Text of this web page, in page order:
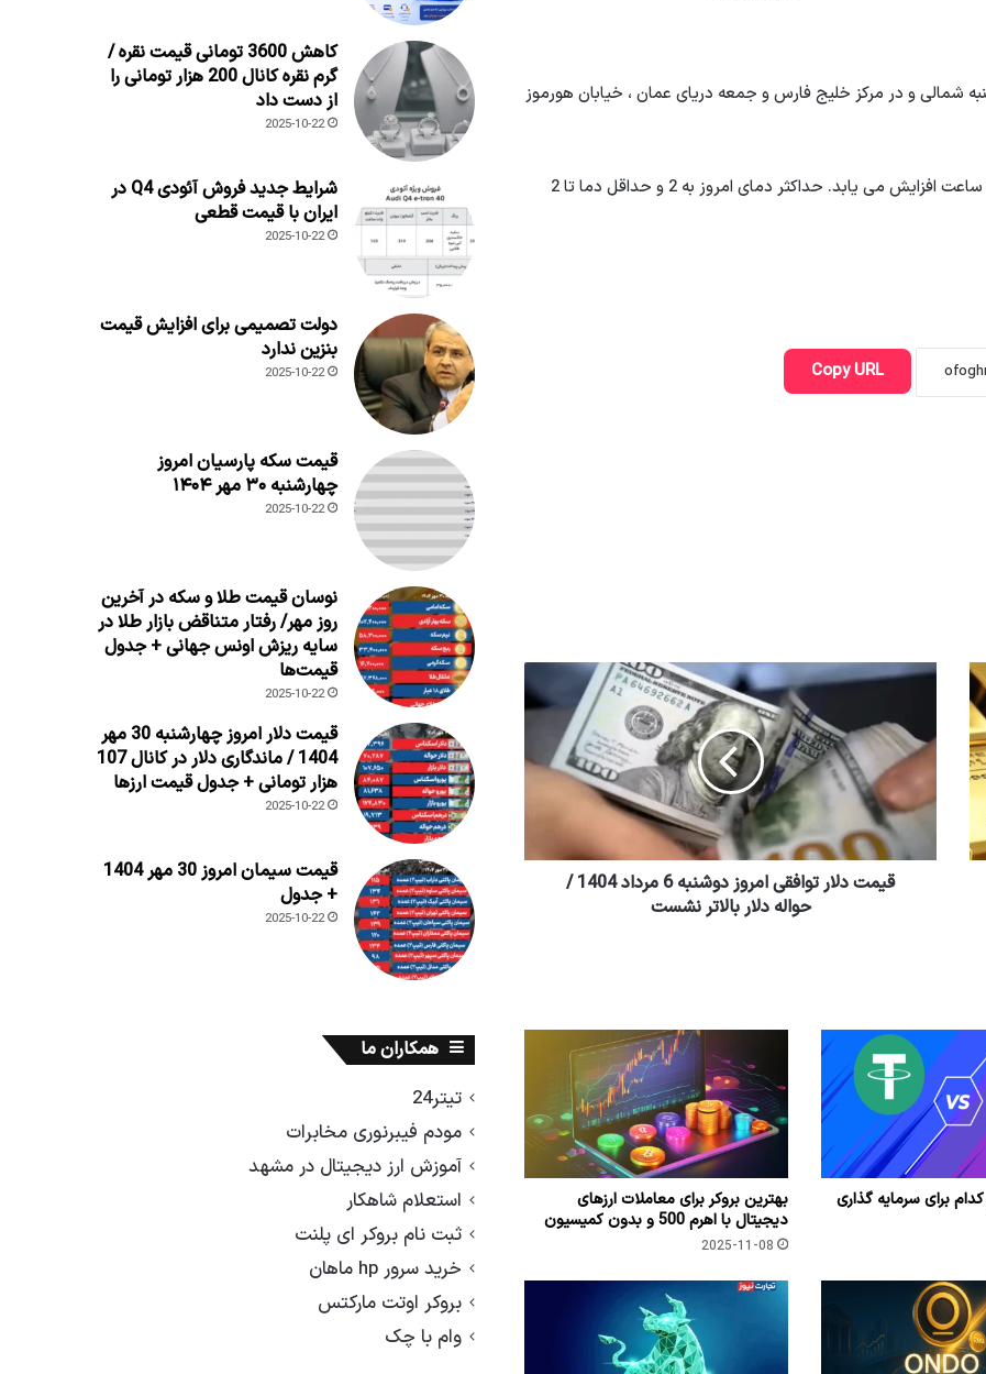
شمالی و در مرکز خلیج فارس و جمعه دریای عمان ، خیابان هورموز
امروز آسمان تهران برای برخی از ابر روشن است و باد در چند ساعت افزایش می یابد. حداکثر دمای امروز به 2 و حداقل دما تا 2
Copy URL
قیمت دلار توافقی امروز دوشنبه 6 مرداد 1404 /
حواله دلار بالاتر نشست
برای سرمایه گذاری
بهترین بروکر برای معاملات ارزهای
دیجیتال با اهرم 500 و بدون کمیسیون
2025-11-08
کاهش 3600 تومانی قیمت نقره /
گرم نقره کانال 200 هزار تومانی را
از دست داد
2025-10-22
شرایط جدید فروش آئودی Q4 در
ایران با قیمت قطعی
2025-10-22
دولت تصمیمی برای افزایش قیمت
بنزین ندارد
2025-10-22
قیمت سکه پارسیان امروز
چهارشنبه ۳۰ مهر ۱۴۰۴
2025-10-22
نوسان قیمت طلا و سکه در آخرین
روز مهر/ رفتار متناقض بازار طلا در
سایه ریزش اونس جهانی + جدول
قیمت‌ها
2025-10-22
قیمت دلار امروز چهارشنبه 30 مهر
1404 / ماندگاری دلار در کانال 107
هزار تومانی + جدول قیمت ارزها
2025-10-22
قیمت سیمان امروز 30 مهر 1404
+ جدول
2025-10-22
همکاران ما
تیتر24
مودم فیبرنوری مخابرات
آموزش ارز دیجیتال در مشهد
استعلام شاهکار
ثبت نام بروکر ای پلنت
خرید سرور hp ماهان
بروکر اوتت مارکتس
وام با چک